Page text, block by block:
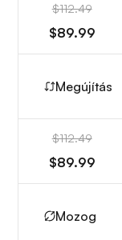
$112.49
$89.99
Megújítás
$112.49
$89.99
Mozog